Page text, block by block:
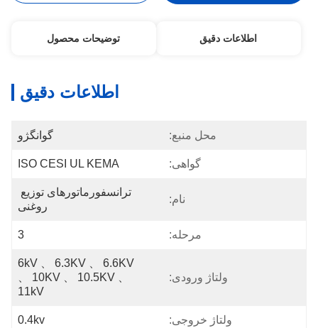
اطلاعات دقیق توضیحات محصول
اطلاعات دقیق
محل منبع: گوانگژو
گواهی: ISO CESI UL KEMA
نام:
روغنی
مرحله: 3
ولتاژ ورودی:
6kV 、 6.3KV 、 6.6KV
、 10KV 、 10.5KV 、
11kV
ولتاژ خروجی: 0.4kv